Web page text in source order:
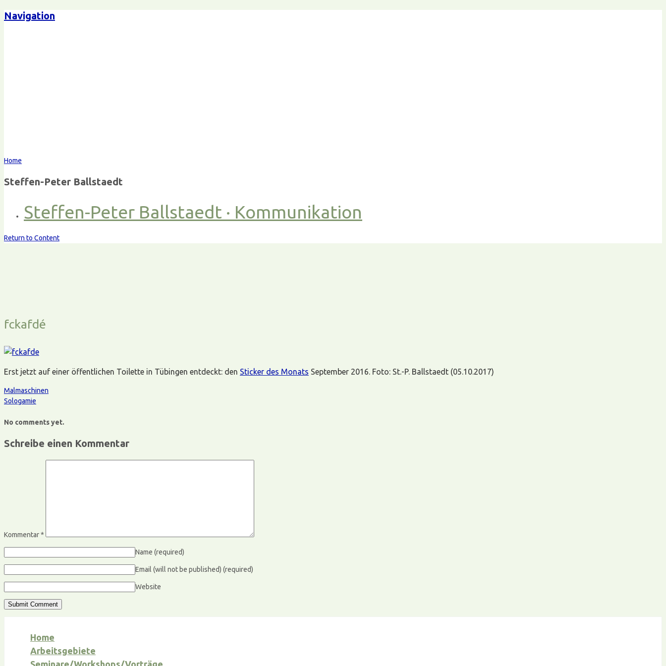
Navigation
Home
Steffen-Peter Ballstaedt
Steffen-Peter Ballstaedt · Kommunikation
Return to Content
fckafdé
Erst jetzt auf einer öffentlichen Toilette in Tübingen entdeckt: den Sticker des Monats September 2016. Foto: St.-P. Ballstaedt (05.10.2017)
Malmaschinen
Sologamie
No comments yet.
Schreibe einen Kommentar
Kommentar*
Name (required)
Email (will not be published) (required)
Website
Home
Arbeitsgebiete